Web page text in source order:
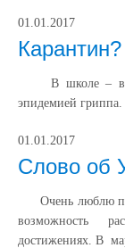
01.01.2017
В школе –
эпидемией гриппа.
01.01.2017
Слово об
Очень люблю
возможность
достижениях. В